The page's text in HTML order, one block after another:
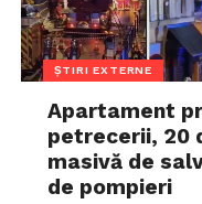
ȘTIRI EXTERNE
Apartament
petrecerii, 20
masivă de
de pompieri